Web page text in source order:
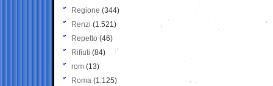
Regione (344)
Renzi (1.521)
Repetto (46)
Rifiuti (84)
rom (13)
Roma (1.125)